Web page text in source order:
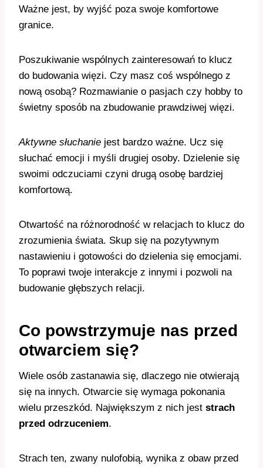
Ważne jest, by wyjść poza swoje komfortowe
granice.
Poszukiwanie wspólnych zainteresowań to klucz
do budowania więzi. Czy masz coś wspólnego z
nową osobą? Rozmawianie o pasjach czy hobby to
świetny sposób na zbudowanie prawdziwej więzi.
Aktywne słuchanie jest bardzo ważne. Ucz się
słuchać emocji i myśli drugiej osoby. Dzielenie się
swoimi odczuciami czyni drugą osobę bardziej
komfortową.
Otwartość na różnorodność w relacjach to klucz do
zrozumienia świata. Skup się na pozytywnym
nastawieniu i gotowości do dzielenia się emocjami.
To poprawi twoje interakcje z innymi i pozwoli na
budowanie głębszych relacji.
Co powstrzymuje nas przed
otwarciem się?
Wiele osób zastanawia się, dlaczego nie otwierają
się na innych. Otwarcie się wymaga pokonania
wielu przeszkód. Największym z nich jest strach
przed odrzuceniem.
Strach ten, zwany nulofobią, wynika z obaw przed